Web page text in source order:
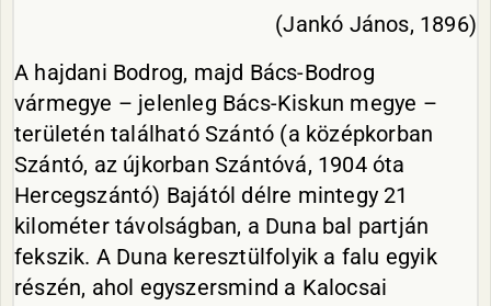
(Jankó János, 1896)
A hajdani Bodrog, majd Bács-Bodrog
vármegye – jelenleg Bács-Kiskun megye –
területén található Szántó (a középkorban
Szántó, az újkorban Szántóvá, 1904 óta
Hercegszántó) Bajától délre mintegy 21
kilométer távolságban, a Duna bal partján
fekszik. A Duna keresztülfolyik a falu egyik
részén, ahol egyszersmind a Kalocsai